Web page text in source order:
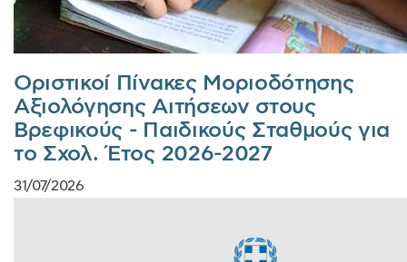
Οριστικοί Πίνακες Μοριοδότησης
Αξιολόγησης Αιτήσεων στους
Βρεφικούς - Παιδικούς Σταθμούς για
το Σχολ. Έτος 2026-2027
31/07/2026